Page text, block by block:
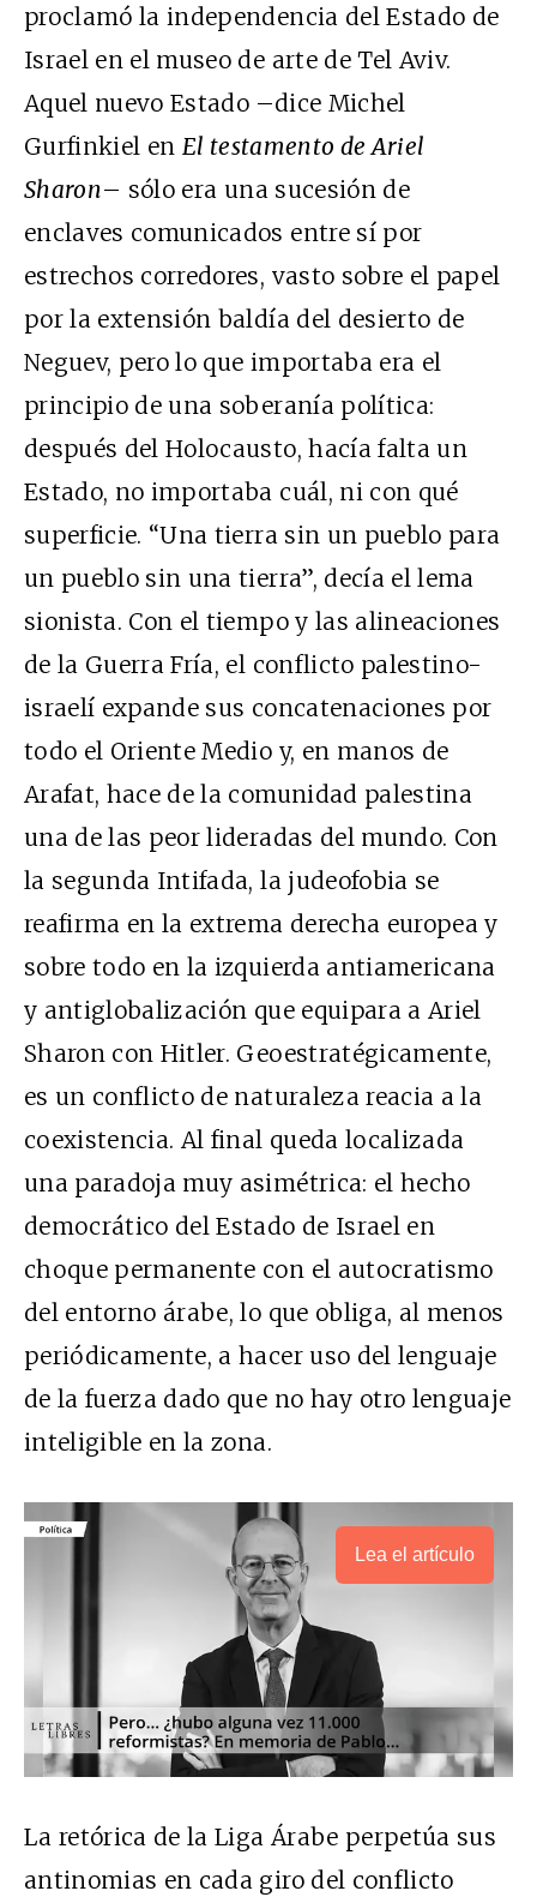
proclamó la independencia del Estado de
Israel en el museo de arte de Tel Aviv.
Aquel nuevo Estado –dice Michel
Gurfinkiel en El testamento de Ariel
Sharon– sólo era una sucesión de
enclaves comunicados entre sí por
estrechos corredores, vasto sobre el papel
por la extensión baldía del desierto de
Neguev, pero lo que importaba era el
principio de una soberanía política:
después del Holocausto, hacía falta un
Estado, no importaba cuál, ni con qué
superficie. “Una tierra sin un pueblo para
un pueblo sin una tierra”, decía el lema
sionista. Con el tiempo y las alineaciones
de la Guerra Fría, el conflicto palestino-
israelí expande sus concatenaciones por
todo el Oriente Medio y, en manos de
Arafat, hace de la comunidad palestina
una de las peor lideradas del mundo. Con
la segunda Intifada, la judeofobia se
reafirma en la extrema derecha europea y
sobre todo en la izquierda antiamericana
y antiglobalización que equipara a Ariel
Sharon con Hitler. Geoestratégicamente,
es un conflicto de naturaleza reacia a la
coexistencia. Al final queda localizada
una paradoja muy asimétrica: el hecho
democrático del Estado de Israel en
choque permanente con el autocratismo
del entorno árabe, lo que obliga, al menos
periódicamente, a hacer uso del lenguaje
de la fuerza dado que no hay otro lenguaje
inteligible en la zona.
Lea el artículo
La retórica de la Liga Árabe perpetúa sus
antinomias en cada giro del conflicto